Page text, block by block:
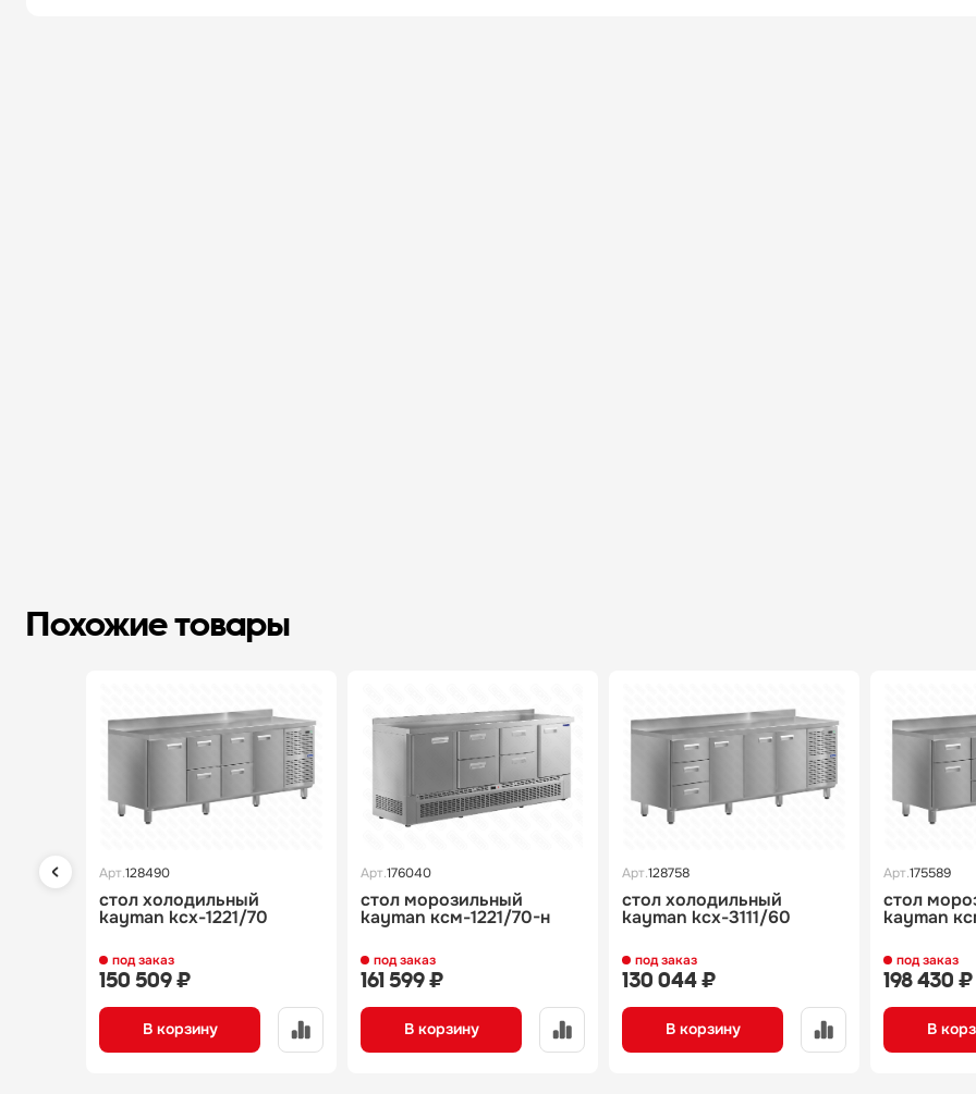
Похожие товары
Арт.128490
стол холодильный
kayman kсх-1221/70
под заказ
150 509 ₽
В корзину
Арт.176040
стол морозильный
kayman ксм-1221/70-н
под заказ
161 599 ₽
В корзину
Арт.128758
стол холодильный
kayman kсх-3111/60
под заказ
130 044 ₽
В корзину
Арт.175589
стол
kayman
под заказ
198 430 ₽
В